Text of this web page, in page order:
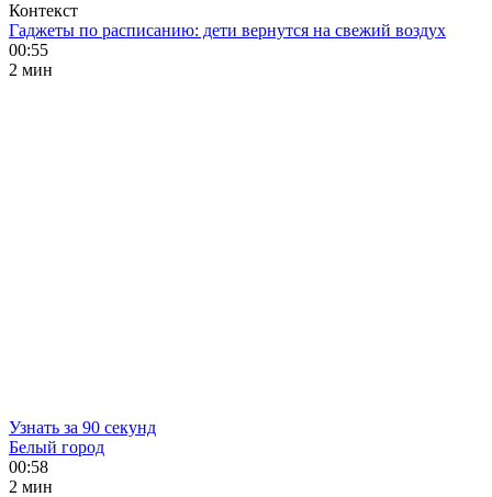
Контекст
Гаджеты по расписанию: дети вернутся на свежий воздух
00:55
2 мин
Узнать за 90 секунд
Белый город
00:58
2 мин